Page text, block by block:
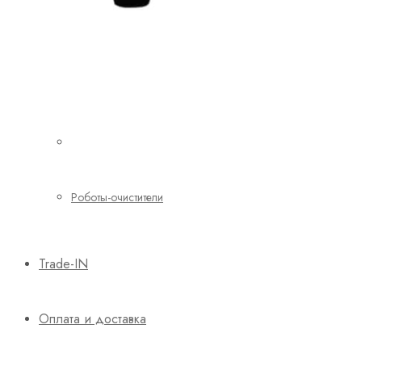
Роботы-очистители
Trade-IN
Оплата и доставка